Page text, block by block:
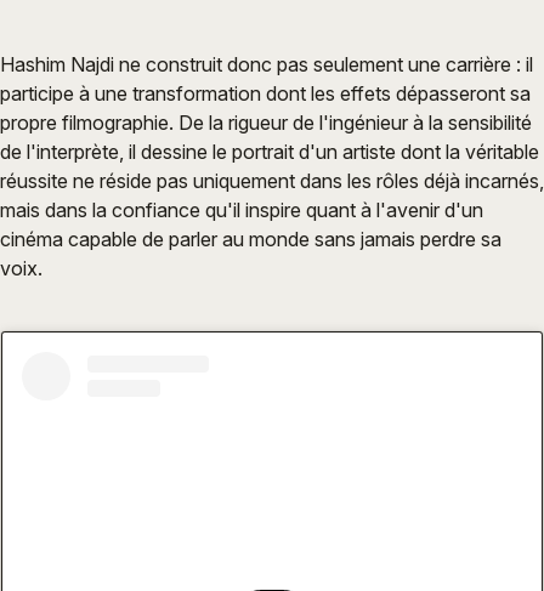
Hashim Najdi ne construit donc pas seulement une carrière : il
participe à une transformation dont les effets dépasseront sa
propre filmographie. De la rigueur de l'ingénieur à la sensibilité
de l'interprète, il dessine le portrait d'un artiste dont la véritable
réussite ne réside pas uniquement dans les rôles déjà incarnés,
mais dans la confiance qu'il inspire quant à l'avenir d'un
cinéma capable de parler au monde sans jamais perdre sa
voix.